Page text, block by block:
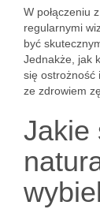
W połączeniu
regularnymi
być
Jednakże, jak
się ostrożność
ze zdrowiem
Jakie